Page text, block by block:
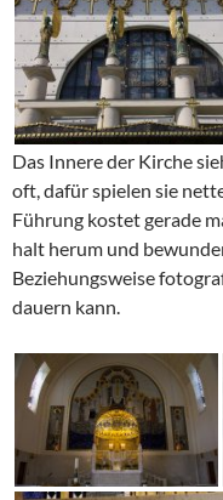
Das Innere der Kirche
oft, dafür spielen sie
Führung kostet gerade
halt herum und
Beziehungsweise
dauern kann.